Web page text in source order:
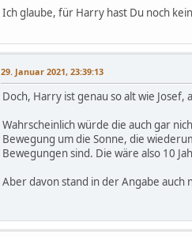
Ich glaube, für Harry hast Du noch
29. Januar 2021, 23:39:13
Doch, Harry ist genau so alt wie Josef,
Wahrscheinlich würde die auch gar
Bewegung um die Sonne, die
Bewegungen sind. Die wäre also 10
Aber davon stand in der Angabe auch